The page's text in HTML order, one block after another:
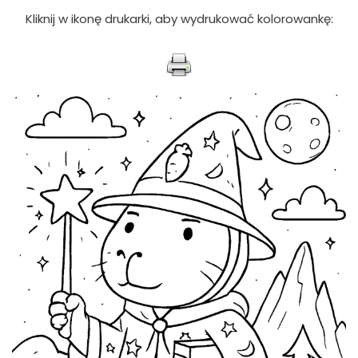
Kliknij w ikonę drukarki, aby wydrukować kolorowankę: